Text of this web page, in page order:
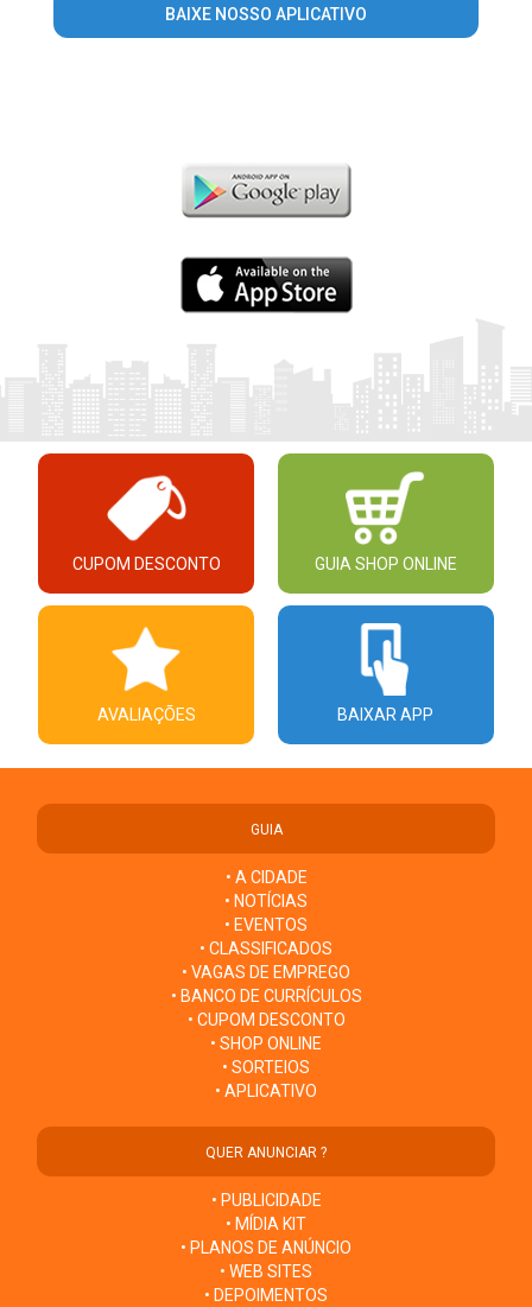
BAIXE NOSSO APLICATIVO
CUPOM DESCONTO GUIA SHOP ONLINE
AVALIAÇÕES BAIXAR APP
GUIA
• A CIDADE
• NOTÍCIAS
• EVENTOS
• CLASSIFICADOS
• VAGAS DE EMPREGO
• BANCO DE CURRÍCULOS
• CUPOM DESCONTO
• SHOP ONLINE
• SORTEIOS
• APLICATIVO
QUER ANUNCIAR ?
• PUBLICIDADE
• MÍDIA KIT
• PLANOS DE ANÚNCIO
• WEB SITES
• DEPOIMENTOS